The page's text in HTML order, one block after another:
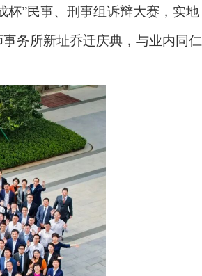
杯”民事、刑事组诉辩大赛，实地
务所新址乔迁庆典，与业内同仁